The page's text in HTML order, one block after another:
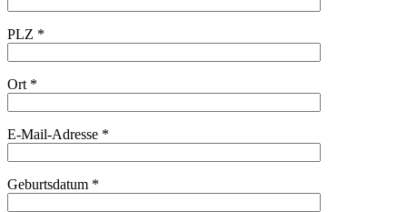
PLZ *
Ort *
E-Mail-Adresse *
Geburtsdatum *